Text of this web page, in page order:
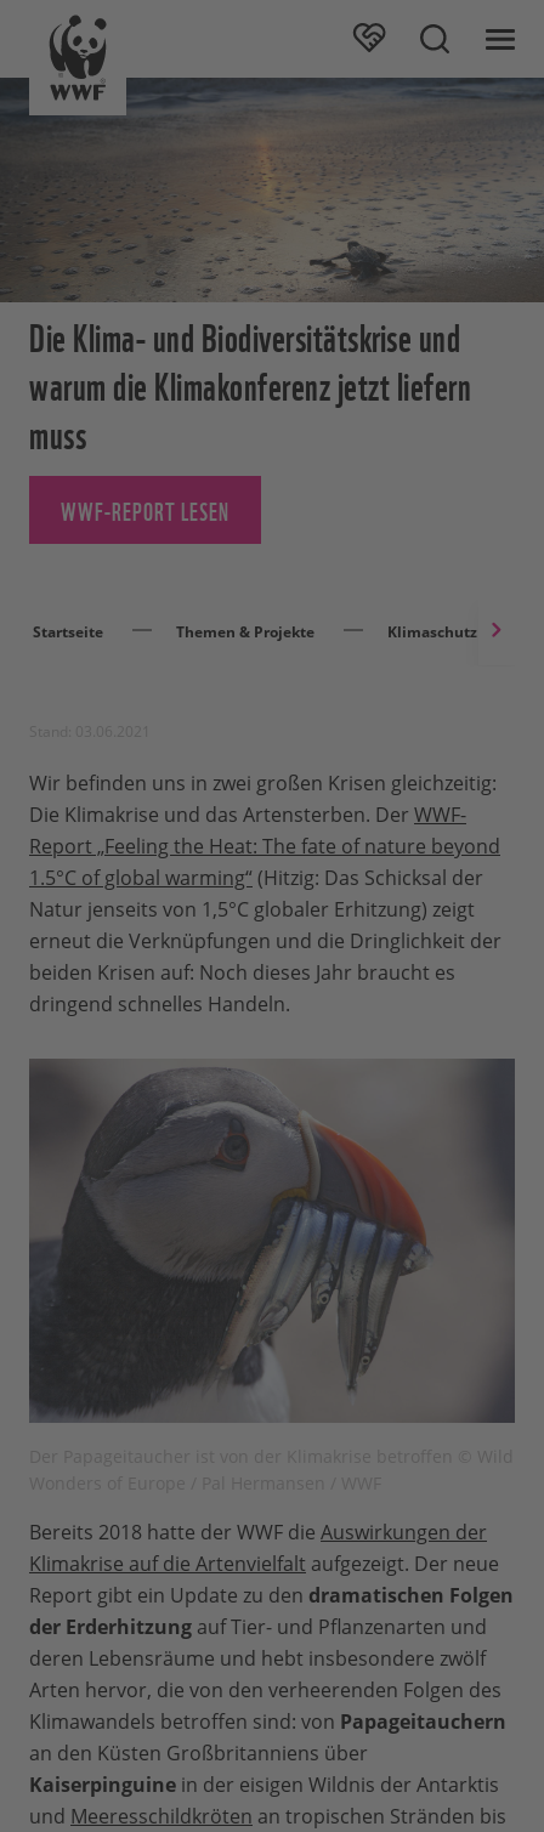
Die Klima- und Biodiversitätskrise und
warum die Klimakonferenz jetzt liefern
muss
WWF-REPORT LESEN
Startseite Themen & Projekte Klimaschutz
Wir befinden uns in zwei großen Krisen gleichzeitig:
Die Klimakrise und das Artensterben. Der WWF-
Report „Feeling the Heat: The fate of nature beyond
1.5°C of global warming“ (Hitzig: Das Schicksal der
Natur jenseits von 1,5°C globaler Erhitzung) zeigt
erneut die Verknüpfungen und die Dringlichkeit der
beiden Krisen auf: Noch dieses Jahr braucht es
dringend schnelles Handeln.
Bereits 2018 hatte der WWF die Auswirkungen der
Klimakrise auf die Artenvielfalt aufgezeigt. Der neue
Report gibt ein Update zu den dramatischen Folgen
der Erderhitzung auf Tier- und Pflanzenarten und
deren Lebensräume und hebt insbesondere zwölf
Arten hervor, die von den verheerenden Folgen des
Klimawandels betroffen sind: von Papageitauchern
an den Küsten Großbritanniens über
Kaiserpinguine in der eisigen Wildnis der Antarktis
und Meeresschildkröten an tropischen Stränden bis